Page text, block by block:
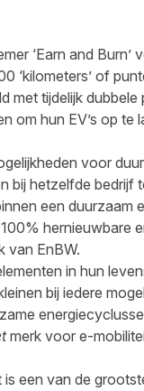
‘Earn and Burn’
‘kilometers’ of
met tijdelijk dubbele
om hun EV’s op te
voor
bij hetzelfde bedrijf
een duurzaam
hernieuwbare
van EnBW.
in hun
bij iedere
merk voor e-
een van de